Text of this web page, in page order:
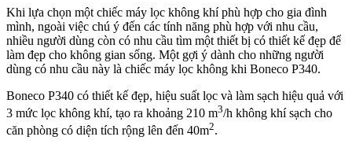
Khi lựa chọn một chiếc máy lọc không khí phù hợp cho gia đình
mình, ngoài việc chú ý đến các tính năng phù hợp với nhu cầu,
nhiều người dùng còn có nhu cầu tìm một thiết bị có thiết kế đẹp để
làm đẹp cho không gian sống. Một gợi ý dành cho những người
dùng có nhu cầu này là chiếc máy lọc không khi Boneco P340.
Boneco P340 có thiết kế đẹp, hiệu suất lọc và làm sạch hiệu quả với
3 mức lọc không khí, tạo ra khoảng 210 m3/h không khí sạch cho
căn phòng có diện tích rộng lên đến 40m2.